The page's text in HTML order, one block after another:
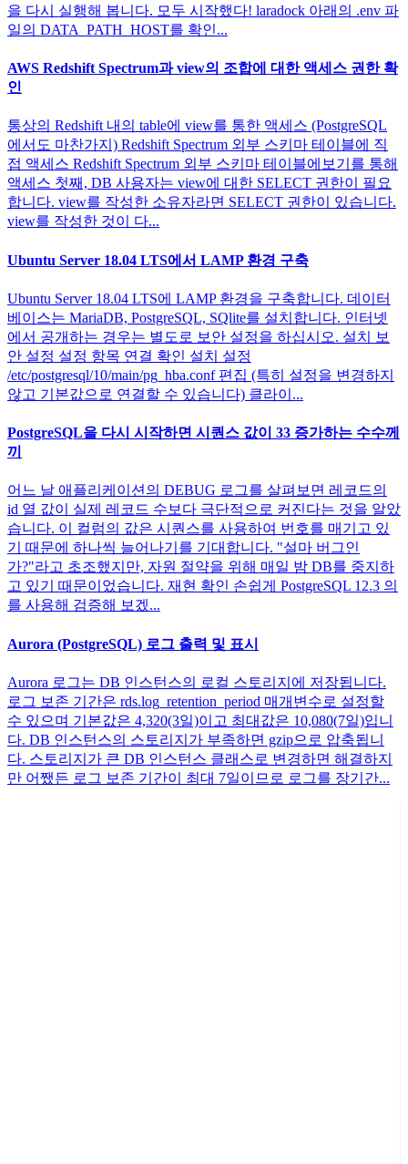
을 다시 실행해 봅니다. 모두 시작했다! laradock 아래의 .env 파
일의 DATA_PATH_HOST를 확인...
AWS Redshift Spectrum과 view의 조합에 대한 액세스 권한 확
인
통상의 Redshift 내의 table에 view를 통한 액세스 (PostgreSQL
에서도 마찬가지) Redshift Spectrum 외부 스키마 테이블에 직
접 액세스 Redshift Spectrum 외부 스키마 테이블에보기를 통해
액세스 첫째, DB 사용자는 view에 대한 SELECT 권한이 필요
합니다. view를 작성한 소유자라면 SELECT 권한이 있습니다.
view를 작성한 것이 다...
Ubuntu Server 18.04 LTS에서 LAMP 환경 구축
Ubuntu Server 18.04 LTS에 LAMP 환경을 구축합니다. 데이터
베이스는 MariaDB, PostgreSQL, SQlite를 설치합니다. 인터넷
에서 공개하는 경우는 별도로 보안 설정을 하십시오. 설치 보
안 설정 설정 항목 연결 확인 설치 설정
/etc/postgresql/10/main/pg_hba.conf 편집 (특히 설정을 변경하지
않고 기본값으로 연결할 수 있습니다) 클라이...
PostgreSQL을 다시 시작하면 시퀀스 값이 33 증가하는 수수께
끼
어느 날 애플리케이션의 DEBUG 로그를 살펴보면 레코드의
id 열 값이 실제 레코드 수보다 극단적으로 커진다는 것을 알았
습니다. 이 컬럼의 값은 시퀀스를 사용하여 번호를 매기고 있
기 때문에 하나씩 늘어나기를 기대합니다. "설마 버그인
가?"라고 초조했지만, 자원 절약을 위해 매일 밤 DB를 중지하
고 있기 때문이었습니다. 재현 확인 손쉽게 PostgreSQL 12.3 의
를 사용해 검증해 보겠...
Aurora (PostgreSQL) 로그 출력 및 표시
Aurora 로그는 DB 인스턴스의 로컬 스토리지에 저장됩니다.
로그 보존 기간은 rds.log_retention_period 매개변수로 설정할
수 있으며 기본값은 4,320(3일)이고 최대값은 10,080(7일)입니
다. DB 인스턴스의 스토리지가 부족하면 gzip으로 압축됩니
다. 스토리지가 큰 DB 인스턴스 클래스로 변경하면 해결하지
만 어쨌든 로그 보존 기간이 최대 7일이므로 로그를 장기간...